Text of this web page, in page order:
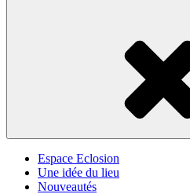
Espace Eclosion
Une idée du lieu
Nouveautés